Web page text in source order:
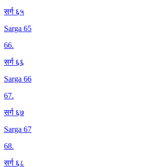
सर्ग ६५
Sarga 65
66.
सर्ग ६६
Sarga 66
67.
सर्ग ६७
Sarga 67
68.
सर्ग ६८